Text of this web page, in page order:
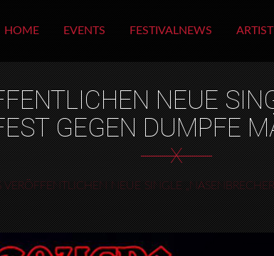
HOME EVENTS FESTIVALNEWS
NEUE
GEGEN DUMPFE
X
VERÖFFENTLICHEN NEUE SINGLE